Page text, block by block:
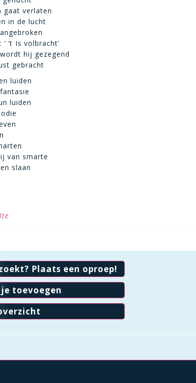
gaat verlaten
in de lucht
’t Is volbracht’
hij gezegend
gebracht
luiden
luiden
van smarte
slaan
Plaats een oproep!
toevoegen